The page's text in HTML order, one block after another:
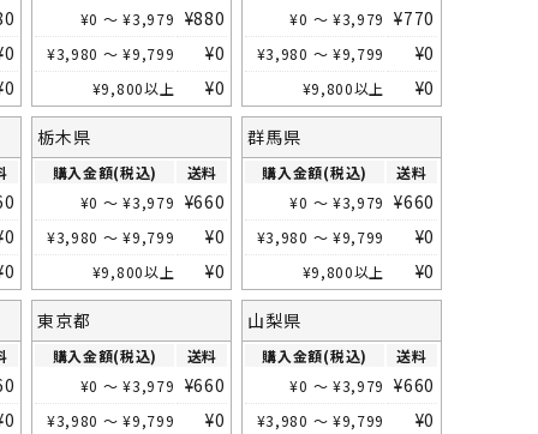
0
0
¥0 ～ ¥3,979 ¥880
¥3,980 ～ ¥9,799 ¥0
¥9,800以上 ¥0
¥0 ～ ¥3,979 ¥770
¥3,980 ～ ¥9,799 ¥0
¥9,800以上 ¥0
0
0
栃木県
購入金額(税込)
送料
¥0 ～ ¥3,979 ¥660
¥3,980 ～ ¥9,799 ¥0
¥9,800以上 ¥0
群馬県
購入金額(税込)
送料
¥0 ～ ¥3,979 ¥660
¥3,980 ～ ¥9,799 ¥0
¥9,800以上 ¥0
0
東京都
購入金額(税込)
送料
¥0 ～ ¥3,979 ¥660
¥3,980 ～ ¥9,799 ¥0
山梨県
購入金額(税込)
送料
¥0 ～ ¥3,979 ¥660
¥3,980 ～ ¥9,799 ¥0